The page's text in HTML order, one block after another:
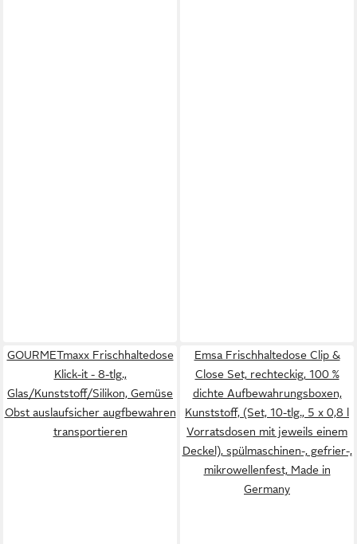
GOURMETmaxx Frischhaltedose
Klick-it - 8-tlg.,
Glas/Kunststoff/Silikon, Gemüse
Obst auslaufsicher augfbewahren
transportieren
Emsa Frischhaltedose Clip &
Close Set, rechteckig, 100 %
dichte Aufbewahrungsboxen,
Kunststoff, (Set, 10-tlg., 5 x 0,8 l
Vorratsdosen mit jeweils einem
Deckel), spülmaschinen-, gefrier-,
mikrowellenfest, Made in
Germany